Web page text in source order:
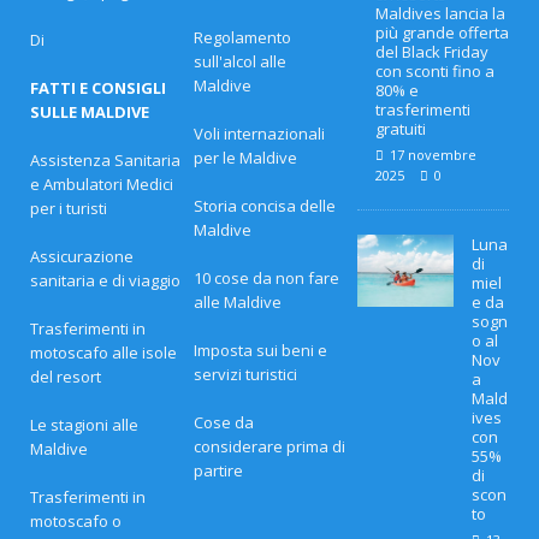
Di
FATTI E CONSIGLI
SULLE MALDIVE
Assistenza Sanitaria
e Ambulatori Medici
per i turisti
Assicurazione
sanitaria e di viaggio
Trasferimenti in
motoscafo alle isole
del resort
Le stagioni alle
Maldive
Trasferimenti in
motoscafo o
Regolamento
sull'alcol alle
Maldive
Voli internazionali
per le Maldive
Storia concisa delle
Maldive
10 cose da non fare
alle Maldive
Imposta sui beni e
servizi turistici
Cose da
considerare prima di
partire
Maldives lancia la
più grande offerta
del Black Friday
con sconti fino a
80% e
trasferimenti
gratuiti
17 novembre
2025
0
Luna
di
miel
e da
sogn
o al
Nov
a
Mald
ives
con
55%
di
scon
to